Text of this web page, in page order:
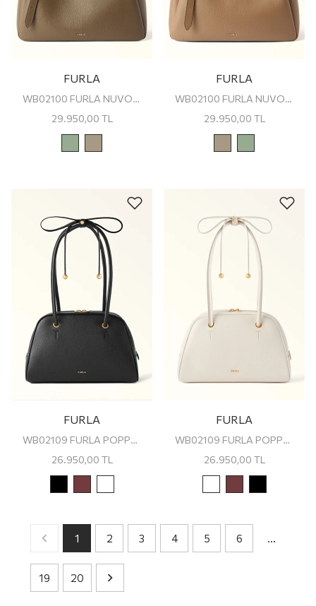
FURLA
WB02100 FURLA NUVOLA L TOTE
29.950,00 TL
FURLA
WB02100 FURLA NUVOLA L TOTE
29.950,00 TL
FURLA
WB02109 FURLA POPPY M DOME
26.950,00 TL
FURLA
WB02109 FURLA POPPY M DOME
26.950,00 TL
1 2 3 4 5 6
19 20